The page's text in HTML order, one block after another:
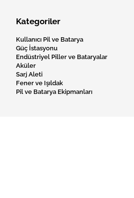
Kategoriler
Kullanıcı Pil ve Batarya
Güç İstasyonu
Endüstriyel Piller ve Bataryalar
Aküler
Sarj Aleti
Fener ve Işıldak
Pil ve Batarya Ekipmanları